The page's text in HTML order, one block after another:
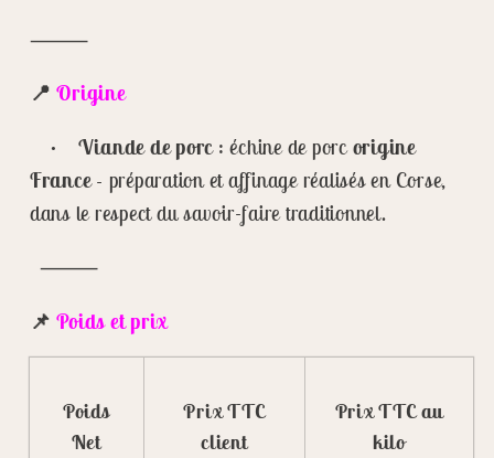
⸻
📍Origine
• Viande de porc: échine de porcorigine
France - préparation et affinage réalisés en Corse,
dans le respect du savoir-faire traditionnel.
⸻
📌Poids et prix
Poids
Net
Prix TTC
client
Prix TTC au
kilo